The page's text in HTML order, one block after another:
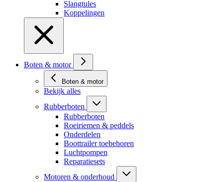
Slangtules
Koppelingen
Boten & motor
Boten & motor
Bekijk alles
Rubberboten
Rubberboten
Roeiriemen & peddels
Onderdelen
Boottrailer toebehoren
Luchtpompen
Reparatiesets
Motoren & onderhoud